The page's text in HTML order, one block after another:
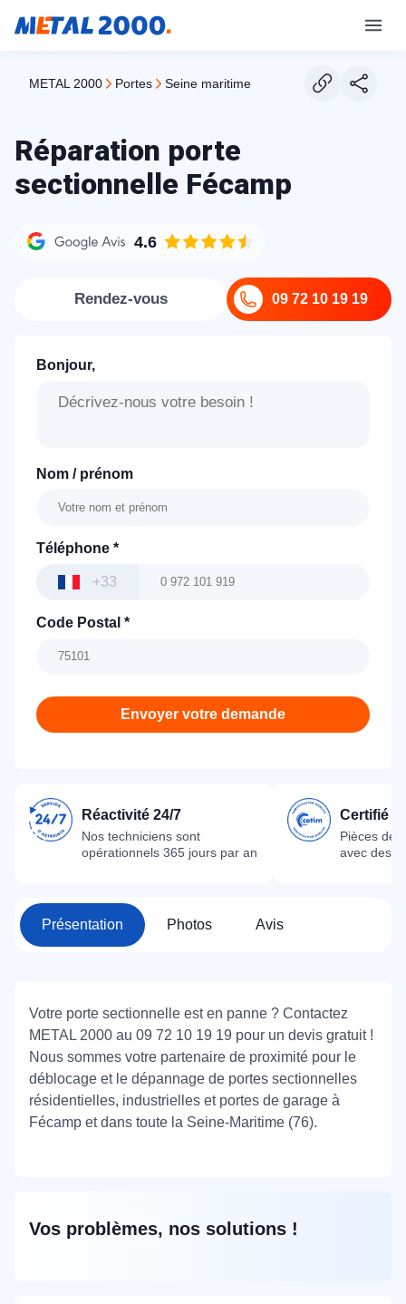
METAL 2000 portes seine maritime
Réparation porte
sectionnelle Fécamp
4.6
09 72 10 19 19
Rendez-vous
Bonjour,
Nom / prénom
Téléphone *
+33
Code Postal *
Envoyer votre demande
Réactivité 24/7
Nos techniciens sont
opérationnels 365 jours par an
Certifié
Pièces
avec des
Présentation Photos Avis
Votre porte sectionnelle est en panne ? Contactez
METAL 2000 au 09 72 10 19 19 pour un devis gratuit !
Nous sommes votre partenaire de proximité pour le
déblocage et le dépannage de portes sectionnelles
résidentielles, industrielles et portes de garage à
Fécamp et dans toute la Seine-Maritime (76).
Vos problèmes, nos solutions !